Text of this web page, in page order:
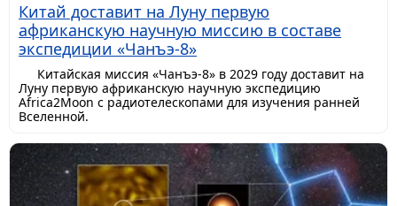
Китай доставит на Луну первую
африканскую научную миссию в составе
экспедиции «Чанъэ-8»
Китайская миссия «Чанъэ-8» в 2029 году доставит на
Луну первую африканскую научную экспедицию
Africa2Moon с радиотелескопами для изучения ранней
Вселенной.